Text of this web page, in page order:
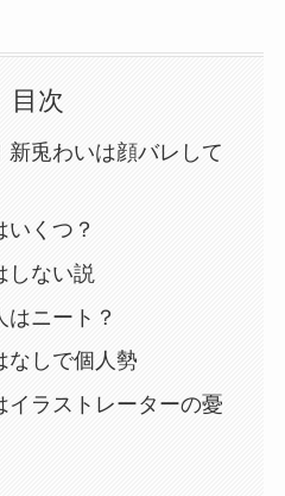
目次
新兎わいは顔バレして
いくつ？
しない説
はニート？
なしで個人勢
イラストレーターの憂